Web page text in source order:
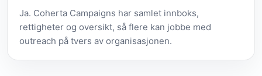
Ja. Coherta Campaigns har samlet innboks,
rettigheter og oversikt, så flere kan jobbe med
outreach på tvers av organisasjonen.